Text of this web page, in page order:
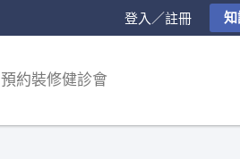
登入／註冊 知
預約裝修健診會